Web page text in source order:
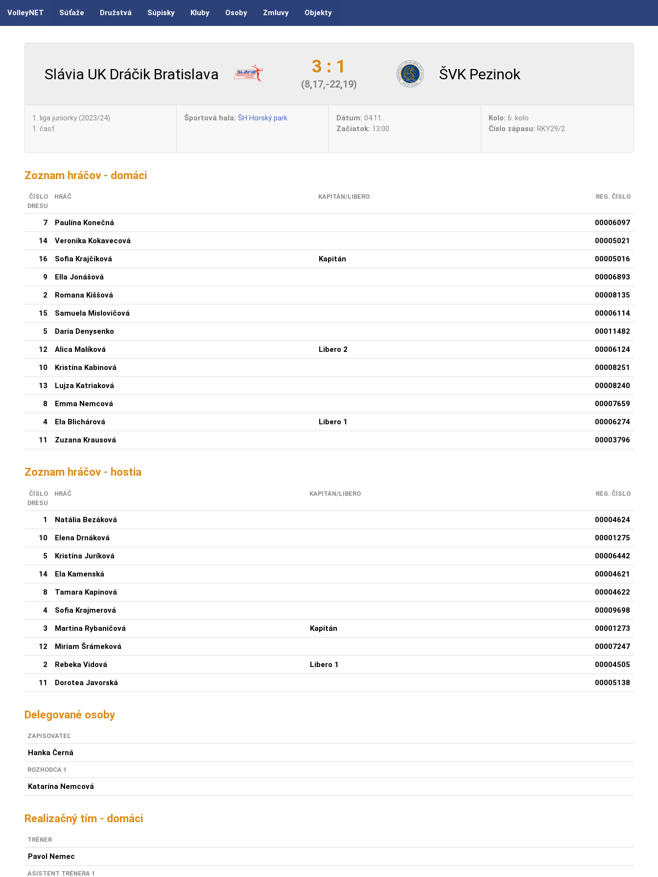
VolleyNET Súťaže Družstvá Súpisky Kluby Osoby Zmluvy Objekty
Slávia UK Dráčik Bratislava 3 : 1
(8,17,-22,19)
ŠVK Pezinok
1. liga juniorky (2023/24)
1. časť
Športová hala: ŠH Horský park Dátum: 04.11.
Začiatok: 13:00
Kolo: 6. kolo
Číslo zápasu: RKY29/2
Zoznam hráčov - domáci
ČÍSLO
DRESU
HRÁČ KAPITÁN/LIBERO REG. ČÍSLO
7 Paulína Konečná 00006097
14 Veronika Kokavecová 00005021
16 Sofia Krajčíková Kapitán 00005016
9 Ella Jonášová 00006893
2 Romana Kiššová 00008135
15 Samuela Mislovičová 00006114
5 Daria Denysenko 00011482
12 Alica Malíková Libero 2 00006124
10 Kristína Kabinová 00008251
13 Lujza Katriaková 00008240
8 Emma Nemcová 00007659
4 Ela Blichárová Libero 1 00006274
11 Zuzana Krausová 00003796
Zoznam hráčov - hostia
ČÍSLO
DRESU
HRÁČ KAPITÁN/LIBERO REG. ČÍSLO
1 Natália Bezáková 00004624
10 Elena Drnáková 00001275
5 Kristína Juríková 00006442
14 Ela Kamenská 00004621
8 Tamara Kapinová 00004622
4 Sofia Krajmerová 00009698
3 Martina Rybaničová Kapitán 00001273
12 Miriam Šrámeková 00007247
2 Rebeka Vidová Libero 1 00004505
11 Dorotea Javorská 00005138
Delegované osoby
ZAPISOVATEĽ
Hanka Černá
ROZHODCA 1
Katarína Nemcová
Realizačný tím - domáci
TRÉNER
Pavol Nemec
ASISTENT TRÉNERA 1